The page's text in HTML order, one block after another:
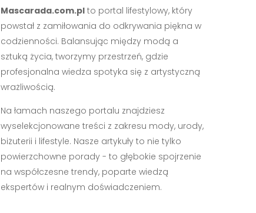
Mascarada.com.plto portal lifestylowy, który
powstał z zamiłowania do odkrywania piękna w
codzienności. Balansując między modą a
sztuką życia, tworzymy przestrzeń, gdzie
profesjonalna wiedza spotyka się z artystyczną
wrażliwością.
Na łamach naszego portalu znajdziesz
wyselekcjonowane treści z zakresu mody, urody,
biżuterii i lifestyle. Nasze artykuły to nie tylko
powierzchowne porady - to głębokie spojrzenie
na współczesne trendy, poparte wiedzą
ekspertów i realnym doświadczeniem.